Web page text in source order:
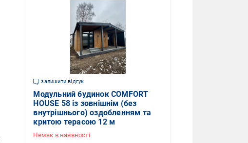
залишити відгук
Модульний будинок COMFORT
HOUSE 58 із зовнішнім (без
внутрішнього) оздобленням та
критою терасою 12 м
Немає в наявності